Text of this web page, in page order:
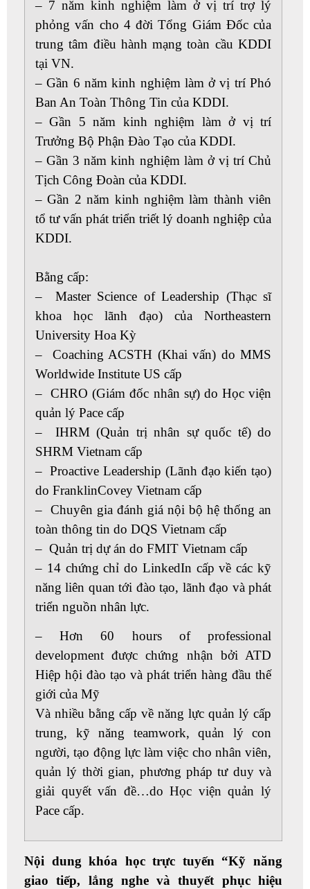
– 7 năm kinh nghiệm làm ở vị trí trợ lý
phỏng vấn cho 4 đời Tổng Giám Đốc của
trung tâm điều hành mạng toàn cầu KDDI
tại VN.
– Gần 6 năm kinh nghiệm làm ở vị trí Phó
Ban An Toàn Thông Tin của KDDI.
– Gần 5 năm kinh nghiệm làm ở vị trí
Trưởng Bộ Phận Đào Tạo của KDDI.
– Gần 3 năm kinh nghiệm làm ở vị trí Chủ
Tịch Công Đoàn của KDDI.
– Gần 2 năm kinh nghiệm làm thành viên
tổ tư vấn phát triển triết lý doanh nghiệp của
KDDI.
Bằng cấp:
– Master Science of Leadership (Thạc sĩ
khoa học lãnh đạo) của Northeastern
University Hoa Kỳ
– Coaching ACSTH (Khai vấn) do MMS
Worldwide Institute US cấp
– CHRO (Giám đốc nhân sự) do Học viện
quản lý Pace cấp
– IHRM (Quản trị nhân sự quốc tế) do
SHRM Vietnam cấp
– Proactive Leadership (Lãnh đạo kiến tạo)
do FranklinCovey Vietnam cấp
– Chuyên gia đánh giá nội bộ hệ thống an
toàn thông tin do DQS Vietnam cấp
– Quản trị dự án do FMIT Vietnam cấp
– 14 chứng chỉ do LinkedIn cấp về các kỹ
năng liên quan tới đào tạo, lãnh đạo và phát
triển nguồn nhân lực.
– Hơn 60 hours of professional
development được chứng nhận bởi ATD
Hiệp hội đào tạo và phát triển hàng đầu thế
giới của Mỹ
Và nhiều bằng cấp về năng lực quản lý cấp
trung, kỹ năng teamwork, quản lý con
người, tạo động lực làm việc cho nhân viên,
quản lý thời gian, phương pháp tư duy và
giải quyết vấn đề…do Học viện quản lý
Pace cấp.
Nội dung khóa học trực tuyến “Kỹ năng
giao tiếp, lắng nghe và thuyết phục hiệu